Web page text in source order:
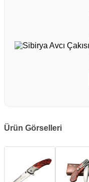
Ürün Görselleri